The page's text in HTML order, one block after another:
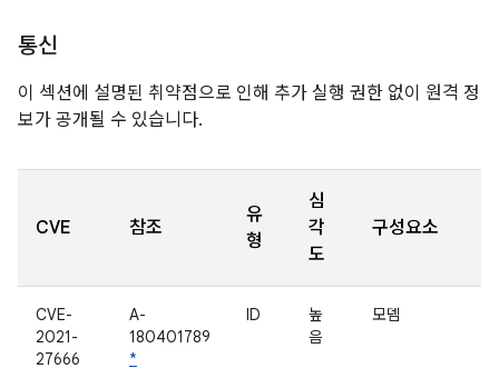
통신
이 섹션에 설명된 취약점으로 인해 추가 실행 권한 없이 원격 정
보가 공개될 수 있습니다.
CVE 참조
유
형
심
각
도
구성요소
CVE-
2021-
27666
A-
180401789
*
ID
높
음
모뎀